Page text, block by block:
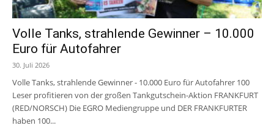
Volle Tanks, strahlende Gewinner – 10.000
Euro für Autofahrer
30. Juli 2026
Volle Tanks, strahlende Gewinner - 10.000 Euro für Autofahrer 100
Leser profitieren von der großen Tankgutschein-Aktion FRANKFURT
(RED/NORSCH) Die EGRO Mediengruppe und DER FRANKFURTER
haben 100...